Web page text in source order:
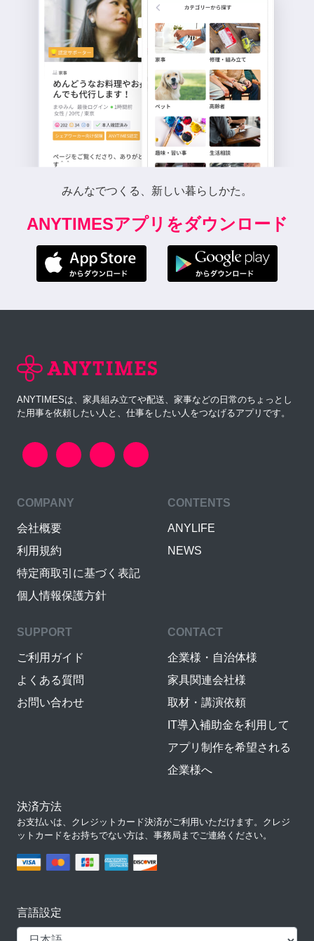
みんなでつくる、新しい暮らしかた。
ANYTIMESアプリをダウンロード
ANYTIMESは、家具組み立てや配送、家事などの日常のちょっとし
た用事を依頼したい人と、仕事をしたい人をつなげるアプリです。
COMPANY
会社概要
利用規約
特定商取引に基づく表記
個人情報保護方針
CONTENTS
ANYLIFE
NEWS
SUPPORT
ご利用ガイド
よくある質問
お問い合わせ
CONTACT
企業様・自治体様
家具関連会社様
取材・講演依頼
IT導入補助金を利用して
アプリ制作を希望される
企業様へ
決済方法
お支払いは、クレジットカード決済がご利用いただけます。クレジ
ットカードをお持ちでない方は、事務局までご連絡ください。
言語設定